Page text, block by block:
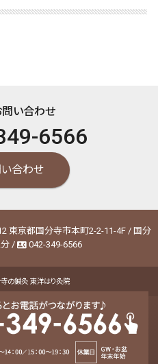
問い合わせ
6566
合わせ
東京都国分寺市本町2-2-11-4F / 国分
/ contact_phone 042-349-6566
の鍼灸 東洋はり灸院